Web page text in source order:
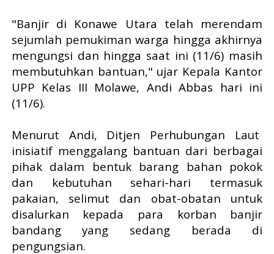
"Banjir di Konawe Utara telah merendam
sejumlah pemukiman warga hingga akhirnya
mengungsi dan hingga saat ini (11/6) masih
membutuhkan bantuan," ujar Kepala Kantor
UPP Kelas III Molawe, Andi Abbas hari ini
(11/6).
Menurut Andi, Ditjen Perhubungan Laut
inisiatif menggalang bantuan dari berbagai
pihak dalam bentuk barang bahan pokok
dan kebutuhan sehari-hari termasuk
pakaian, selimut dan obat-obatan untuk
disalurkan kepada para korban banjir
bandang yang sedang berada di
pengungsian.